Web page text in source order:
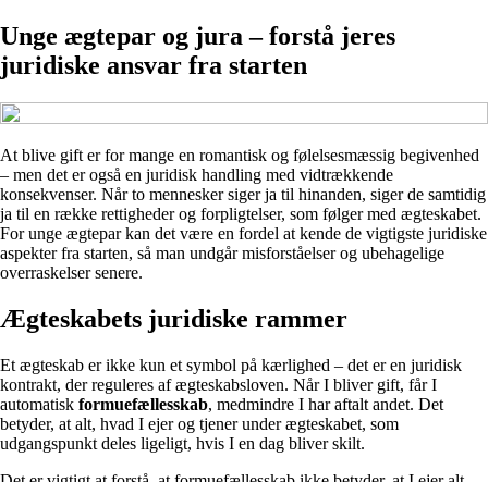
Unge ægtepar og jura – forstå jeres
juridiske ansvar fra starten
At blive gift er for mange en romantisk og følelsesmæssig begivenhed
– men det er også en juridisk handling med vidtrækkende
konsekvenser. Når to mennesker siger ja til hinanden, siger de samtidig
ja til en række rettigheder og forpligtelser, som følger med ægteskabet.
For unge ægtepar kan det være en fordel at kende de vigtigste juridiske
aspekter fra starten, så man undgår misforståelser og ubehagelige
overraskelser senere.
Ægteskabets juridiske rammer
Et ægteskab er ikke kun et symbol på kærlighed – det er en juridisk
kontrakt, der reguleres af ægteskabsloven. Når I bliver gift, får I
automatisk formuefællesskab, medmindre I har aftalt andet. Det
betyder, at alt, hvad I ejer og tjener under ægteskabet, som
udgangspunkt deles ligeligt, hvis I en dag bliver skilt.